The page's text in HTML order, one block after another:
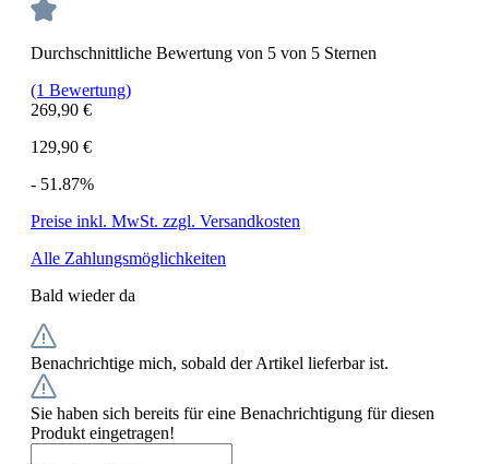
Durchschnittliche Bewertung von 5 von 5 Sternen
(1 Bewertung)
269,90 €
129,90 €
- 51.87%
Preise inkl. MwSt. zzgl. Versandkosten
Alle Zahlungsmöglichkeiten
Bald wieder da
Benachrichtige mich, sobald der Artikel lieferbar ist.
Sie haben sich bereits für eine Benachrichtigung für diesen
Produkt eingetragen!